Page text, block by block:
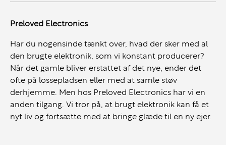
redigerer dokumenter eller præsenterer ideer, giver
touchskærmen dig en mere naturlig og hurtig måde
at arbejde på. Det er også ideelt til at skabe digitale
kunstværker, tage noter eller give præsentationer med
stil og elegance.
Imponerende skærm og lyd:
Preloved Electronics
Har du nogensinde tænkt over, hvad der sker med al
den brugte elektronik, som vi konstant producerer?
Når det gamle bliver erstattet af det nye, ender det
ofte på lossepladsen eller med at samle støv
derhjemme. Men hos Preloved Electronics har vi en
anden tilgang. Vi tror på, at brugt elektronik kan få et
nyt liv og fortsætte med at bringe glæde til en ny ejer.